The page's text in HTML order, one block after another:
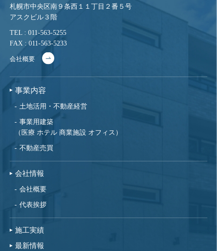
札幌市中央区南９条西１１丁目２番５号
アスクビル３階
TEL : 011-563-5255
FAX : 011-563-5233
会社概要
事業内容
土地活用・不動産経営
事業用建築
（医療 ホテル 商業施設 オフィス）
不動産売買
会社情報
会社概要
代表挨拶
施工実績
最新情報